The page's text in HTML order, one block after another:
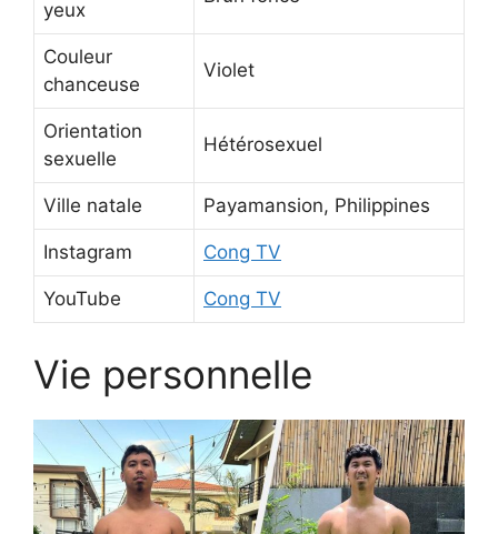
yeux
Couleur
chanceuse
Violet
Orientation
sexuelle
Hétérosexuel
Ville natale Payamansion, Philippines
Instagram Cong TV
YouTube Cong TV
Vie personnelle